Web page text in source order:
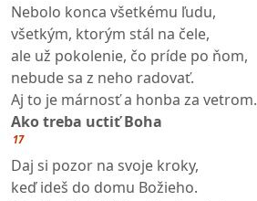
Nebolo konca všetkému ľudu,
všetkým, ktorým stál na čele,
ale už pokolenie, čo príde po ňom,
nebude sa z neho radovať.
Aj to je márnosť a honba za vetrom.
Ako treba uctiť Boha
17
Daj si pozor na svoje kroky,
keď ideš do domu Božieho.